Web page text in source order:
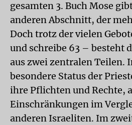
gesamten 3. Buch Mose
anderen Abschnitt, der
Doch trotz der vielen
und schreibe 63 – besteht
aus zwei zentralen Teilen.
besondere Status der
ihre Pflichten und Rechte,
Einschränkungen im
anderen Israeliten. Im